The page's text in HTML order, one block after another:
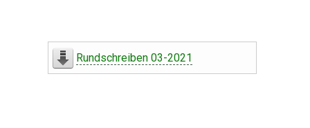
Rundschreiben 03-2021